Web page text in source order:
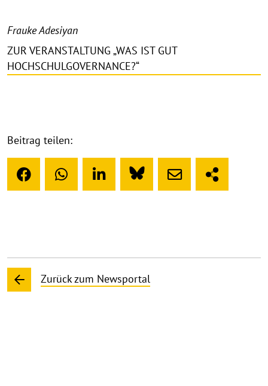
Frauke Adesiyan
ZUR VERANSTALTUNG „WAS IST GUT
HOCHSCHULGOVERNANCE?“
Beitrag teilen:
Zurück zum Newsportal